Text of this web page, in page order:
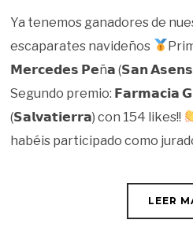
Ya tenemos ganadores de
escaparates navideños
𝗠𝗲𝗿𝗰𝗲𝗱𝗲𝘀 𝗣𝗲ñ𝗮 (𝗦𝗮𝗻
Segundo premio: 𝗙𝗮𝗿𝗺𝗮𝗰𝗶𝗮
(𝗦𝗮𝗹𝘃𝗮𝘁𝗶𝗲𝗿𝗿𝗮) con 154 likes!!
habéis participado como
LEER